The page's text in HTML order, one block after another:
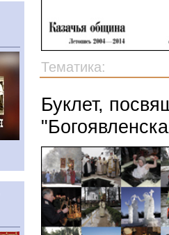
Тематика:
Буклет,